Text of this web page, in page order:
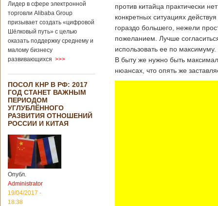
199,3 миллиарда
евро. Как
свидетельствуют
опубликованные
году размер
импорта из Китая
Подробнее...
21/02/2019 - 22:30
Китай и Россия
собираются
разрабатывать
тяжелый
вертолет
В ближайшее
время между
Китаем и Россией
планируется
подписание
контракта на
разработку
Лидер в сфере электронной
торговли Alibaba Group
призывает создать «цифровой
Шёлковый путь» с целью
оказать поддержку среднему и
малому бизнесу
развивающихся >>>
ПОСОЛ КНР В РФ: 2017
ГОД СТАНЕТ ВАЖНЫМ
ПЕРИОДОМ
УГЛУБЛЁННОГО
РАЗВИТИЯ ОТНОШЕНИЙ
РОССИИ И КИТАЯ
Опубл.
Administrator
19/04/2017 -
18:38
против китайца практически
конкретных ситуациях
гораздо большего, нежели
пожеланием. Лучше
использовать ее по
В быту же нужно быть
нюансах, что опять же